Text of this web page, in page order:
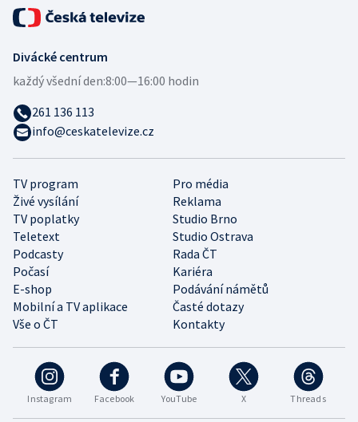
Instagram Facebook YouTube X Threads
TV program
Pro média
Živé vysílání
Reklama
TV poplatky
Studio Brno
Teletext
Studio Ostrava
Podcasty
Rada ČT
Počasí
Kariéra
E-shop
Podávání námětů
Mobilní a TV aplikace
Časté dotazy
Vše o ČT
Kontakty
Divácké centrum
každý všední den:8:00—16:00 hodin
261 136 113
info@ceskatelevize.cz